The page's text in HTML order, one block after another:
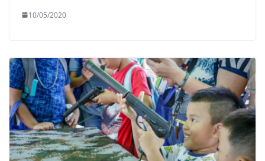
10/05/2020